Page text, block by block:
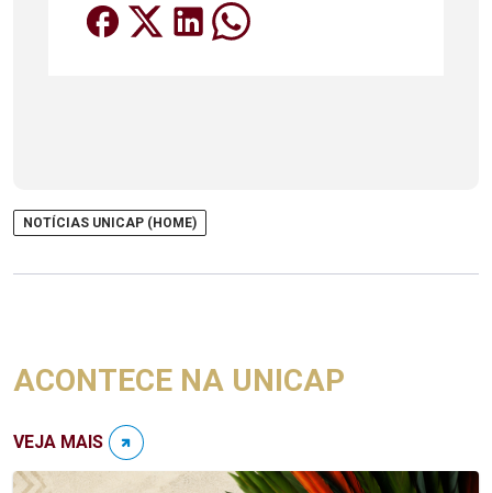
NOTÍCIAS UNICAP (HOME)
ACONTECE NA UNICAP
VEJA MAIS